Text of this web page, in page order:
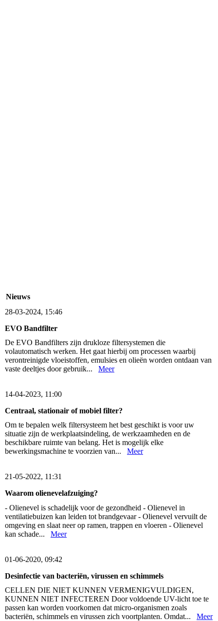
Nieuws
28-03-2024, 15:46
EVO Bandfilter
De EVO Bandfilters zijn drukloze filtersystemen die
volautomatisch werken. Het gaat hierbij om processen waarbij
verontreinigde vloeistoffen, emulsies en olieën worden ontdaan van
vaste deeltjes door gebruik... Meer
14-04-2023, 11:00
Centraal, stationair of mobiel filter?
Om te bepalen welk filtersysteem het best geschikt is voor uw
situatie zijn de werkplaatsindeling, de werkzaamheden en de
beschikbare ruimte van belang. Het is mogelijk elke
bewerkingsmachine te voorzien van... Meer
21-05-2022, 11:31
Waarom olienevelafzuiging?
- Olienevel is schadelijk voor de gezondheid - Olienevel in
ventilatiebuizen kan leiden tot brandgevaar - Olienevel vervuilt de
omgeving en slaat neer op ramen, trappen en vloeren - Olienevel
kan schade... Meer
01-06-2020, 09:42
Desinfectie van bacteriën, virussen en schimmels
CELLEN DIE NIET KUNNEN VERMENIGVULDIGEN,
KUNNEN NIET INFECTEREN Door voldoende UV-licht toe te
passen kan worden voorkomen dat micro-organismen zoals
bacteriën, schimmels en virussen zich voortplanten. Omdat... Meer